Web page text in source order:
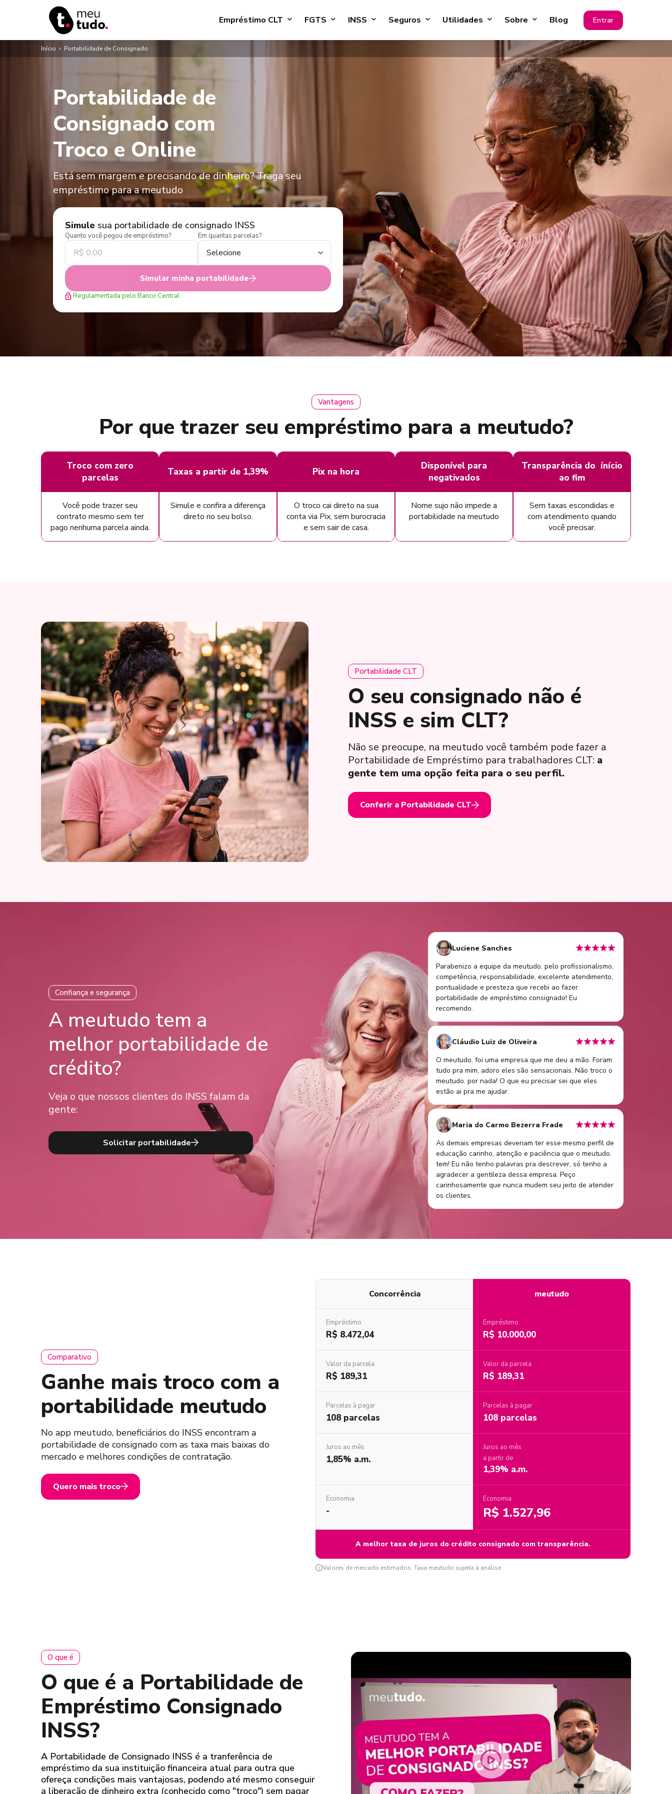
Empréstimo CLT FGTS INSS Seguros Utilidades Sobre Blog Entrar
Início › Portabilidade de Consignado
Portabilidade de
Consignado com
Troco e Online
Está sem margem e precisando de dinheiro? Traga seu
empréstimo para a meutudo
Simule sua portabilidade de consignado INSS
Quanto você pegou de empréstimo? Em quantas parcelas?
Simular minha portabilidade
Regulamentada pelo Banco Central
Vantagens
Por que trazer seu empréstimo para a meutudo?
Troco com zero
parcelas
Você pode trazer seu
contrato mesmo sem ter
pago nenhuma parcela ainda.
Taxas a partir de 1,39%
Simule e confira a diferença
direto no seu bolso.
Pix na hora
O troco cai direto na sua
conta via Pix, sem burocracia
e sem sair de casa.
Disponível para
negativados
Nome sujo não impede a
portabilidade na meutudo
Transparência do ínício
ao fim
Sem taxas escondidas e
com atendimento quando
você precisar.
Portabilidade CLT
O seu consignado não é
INSS e sim CLT?
Não se preocupe, na meutudo você também pode fazer a
Portabilidade de Empréstimo para trabalhadores CLT: a
gente tem uma opção feita para o seu perfil.
Conferir a Portabilidade CLT
Confiança e segurança
A meutudo tem a
melhor portabilidade de
crédito?
Veja o que nossos clientes do INSS falam da
gente:
Solicitar portabilidade
Luciene Sanches
Parabenizo a equipe da meutudo. pelo profissionalismo,
competência, responsabilidade, excelente atendimento,
pontualidade e presteza que recebi ao fazer
portabilidade de empréstimo consignado! Eu
recomendo.
Cláudio Luiz de Oliveira
O meutudo. foi uma empresa que me deu a mão. Foram
tudo pra mim, adoro eles são sensacionais. Não troco o
meutudo. por nada! O que eu precisar sei que eles
estão ai pra me ajudar.
Maria do Carmo Bezerra Frade
As demais empresas deveriam ter esse mesmo perfil de
educação carinho, atenção e paciência que o meutudo.
tem! Eu não tenho palavras pra descrever, só tenho a
agradecer a gentileza dessa empresa. Peço
carinhosamente que nunca mudem seu jeito de atender
os clientes.
Comparativo
Ganhe mais troco com a
portabilidade meutudo
No app meutudo, beneficiários do INSS encontram a
portabilidade de consignado com as taxa mais baixas do
mercado e melhores condições de contratação.
Quero mais troco
Concorrência meutudo
Empréstimo
R$ 8.472,04
Empréstimo
R$ 10.000,00
Valor da parcela
R$ 189,31
Valor da parcela
R$ 189,31
Parcelas à pagar
108 parcelas
Parcelas à pagar
108 parcelas
Juros ao mês
1,85% a.m.
Juros ao mês
a partir de
1,39% a.m.
Economia
-
Economia
R$ 1.527,96
A melhor taxa de juros do crédito consignado com transparência.
Valores de mercado estimados. Taxa meutudo sujeita à análise.
O que é
O que é a Portabilidade de
Empréstimo Consignado
INSS?
A Portabilidade de Consignado INSS é a tranferência de
empréstimo da sua instituição financeira atual para outra que
ofereça condições mais vantajosas, podendo até mesmo conseguir
a liberação de dinheiro extra (conhecido como "troco") sem pagar